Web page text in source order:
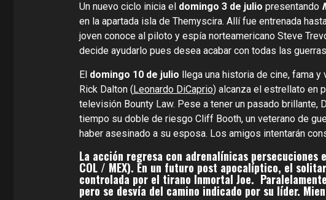
Un nuevo ciclo inicia el domingo 3 de julio presentando
en la apartada isla de Themyscira. Allí fue entrenada
joven conoce al piloto y espía norteamericano Steve
decide ayudarlo pues desea acabar con todas las
El domingo 10 de julio llega una historia de cine, fama y
Rick Dalton ( Leonardo DiCaprio) alcanza el estrellato en
televisión Bounty Law. Pese a tener un pasado brillante,
tiempo su doble de riesgo Cliff Booth, un veterano de
haber asesinado a su esposa. Los amigos intentarán
La acción regresa con adrenalínicas persecuciones
COL / MEX). En un futuro post apocalíptico, el
controlada por el tirano Inmortal Joe.
pero se desvía del camino indicado por su líder.